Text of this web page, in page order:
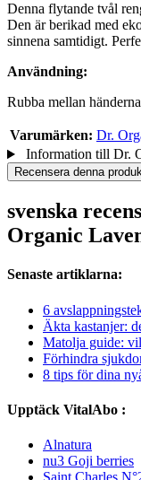
Denna flytande tvål
Den är berikad med
sinnena samtidigt.
Användning:
Rubba mellan
Varumärken: Dr.
Information till Dr.
Recensera denna
svenska
Organic
Senaste artiklarna:
6
Äkta kastanjer:
Matolja guide:
Förhindra
8 tips för dina
Upptäck VitalAbo :
Alnatura
nu3 Goji berries